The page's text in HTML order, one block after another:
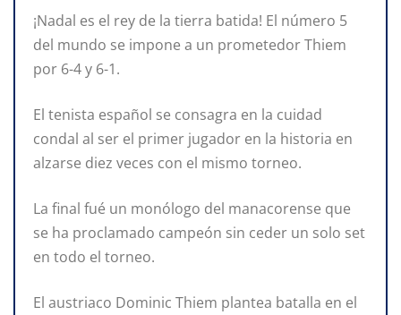
¡Nadal es el rey de la tierra batida! El número 5
del mundo se impone a un prometedor Thiem
por 6-4 y 6-1.
El tenista español se consagra en la cuidad
condal al ser el primer jugador en la historia en
alzarse diez veces con el mismo torneo.
La final fué un monólogo del manacorense que
se ha proclamado campeón sin ceder un solo set
en todo el torneo.
El austriaco Dominic Thiem plantea batalla en el